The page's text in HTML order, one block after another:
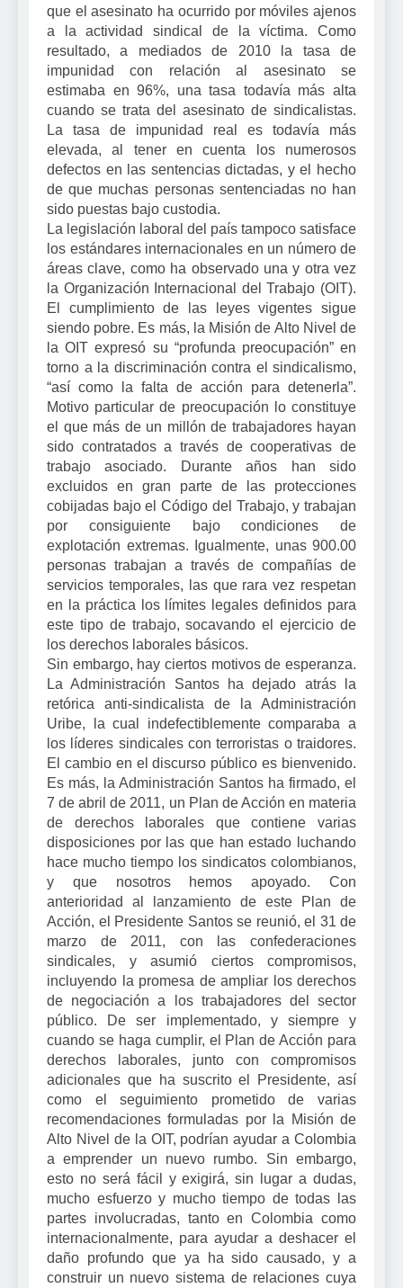
que el asesinato ha ocurrido por móviles ajenos
a la actividad sindical de la víctima. Como
resultado, a mediados de 2010 la tasa de
impunidad con relación al asesinato se
estimaba en 96%, una tasa todavía más alta
cuando se trata del asesinato de sindicalistas.
La tasa de impunidad real es todavía más
elevada, al tener en cuenta los numerosos
defectos en las sentencias dictadas, y el hecho
de que muchas personas sentenciadas no han
sido puestas bajo custodia.
La legislación laboral del país tampoco satisface
los estándares internacionales en un número de
áreas clave, como ha observado una y otra vez
la Organización Internacional del Trabajo (OIT).
El cumplimiento de las leyes vigentes sigue
siendo pobre. Es más, la Misión de Alto Nivel de
la OIT expresó su “profunda preocupación” en
torno a la discriminación contra el sindicalismo,
“así como la falta de acción para detenerla”.
Motivo particular de preocupación lo constituye
el que más de un millón de trabajadores hayan
sido contratados a través de cooperativas de
trabajo asociado. Durante años han sido
excluidos en gran parte de las protecciones
cobijadas bajo el Código del Trabajo, y trabajan
por consiguiente bajo condiciones de
explotación extremas. Igualmente, unas 900.00
personas trabajan a través de compañías de
servicios temporales, las que rara vez respetan
en la práctica los límites legales definidos para
este tipo de trabajo, socavando el ejercicio de
los derechos laborales básicos.
Sin embargo, hay ciertos motivos de esperanza.
La Administración Santos ha dejado atrás la
retórica anti-sindicalista de la Administración
Uribe, la cual indefectiblemente comparaba a
los líderes sindicales con terroristas o traidores.
El cambio en el discurso público es bienvenido.
Es más, la Administración Santos ha firmado, el
7 de abril de 2011, un Plan de Acción en materia
de derechos laborales que contiene varias
disposiciones por las que han estado luchando
hace mucho tiempo los sindicatos colombianos,
y que nosotros hemos apoyado. Con
anterioridad al lanzamiento de este Plan de
Acción, el Presidente Santos se reunió, el 31 de
marzo de 2011, con las confederaciones
sindicales, y asumió ciertos compromisos,
incluyendo la promesa de ampliar los derechos
de negociación a los trabajadores del sector
público. De ser implementado, y siempre y
cuando se haga cumplir, el Plan de Acción para
derechos laborales, junto con compromisos
adicionales que ha suscrito el Presidente, así
como el seguimiento prometido de varias
recomendaciones formuladas por la Misión de
Alto Nivel de la OIT, podrían ayudar a Colombia
a emprender un nuevo rumbo. Sin embargo,
esto no será fácil y exigirá, sin lugar a dudas,
mucho esfuerzo y mucho tiempo de todas las
partes involucradas, tanto en Colombia como
internacionalmente, para ayudar a deshacer el
daño profundo que ya ha sido causado, y a
construir un nuevo sistema de relaciones cuya